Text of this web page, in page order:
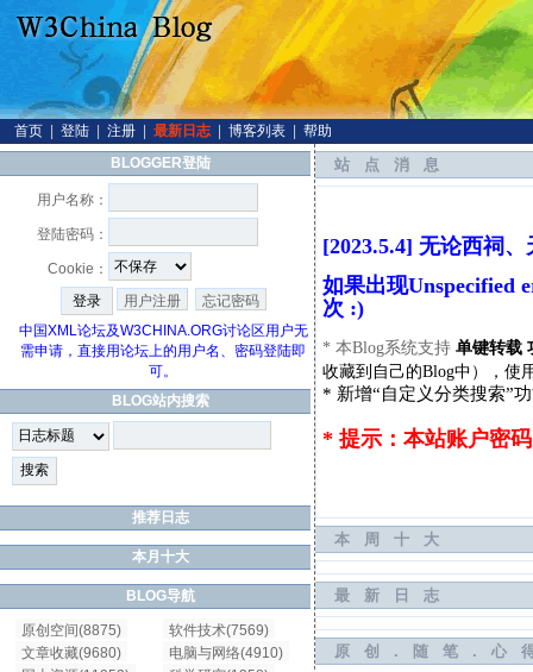
首页 登陆 注册 最新日志 博客列表
帮助
BLOGGER登陆
用户名称：
登陆密码：
Cookie：
用户注册
忘记密码
中国XML论坛及W3CHINA.ORG讨论区用户无
需申请，直接用论坛上的用户名、密码登陆即
可。
BLOG站内搜索
推荐日志
本月十大
BLOG导航
原创空间(8875)
文章收藏(9680)
软件技术(7569)
电脑与网络(4910)
站点消息
[2023.5.4] 无论西祠
如果出现Unspecified
次 :)
* 本Blog系统支持 单键转载
收藏到自己的Blog中），使
* 新增“自定义分类搜索”
* 提示：本站账户密
本周十大
最新日志
原创.随笔.心